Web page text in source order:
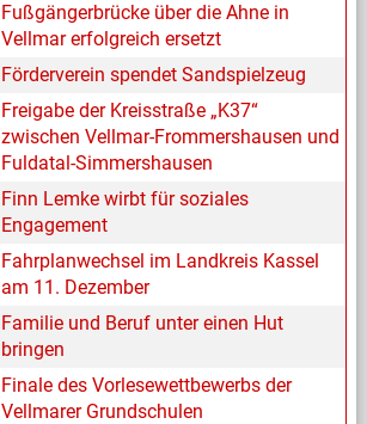
Fußgängerbrücke über die Ahne in
Vellmar erfolgreich ersetzt
Förderverein spendet Sandspielzeug
Freigabe der Kreisstraße „K37“
zwischen Vellmar-Frommershausen und
Fuldatal-Simmershausen
Finn Lemke wirbt für soziales
Engagement
Fahrplanwechsel im Landkreis Kassel
am 11. Dezember
Familie und Beruf unter einen Hut
bringen
Finale des Vorlesewettbewerbs der
Vellmarer Grundschulen